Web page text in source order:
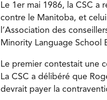
Le 1er mai 1986, la CSC
contre le Manitoba, et
l’Association des
Minority Language School
Le premier contestait une
La CSC a délibéré que
devrait payer la